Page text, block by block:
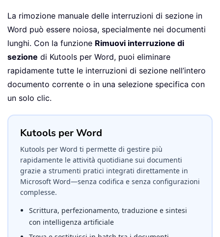
La rimozione manuale delle interruzioni di sezione in
Word può essere noiosa, specialmente nei documenti
lunghi. Con la funzione Rimuovi interruzione di
sezione di Kutools per Word, puoi eliminare
rapidamente tutte le interruzioni di sezione nell’intero
documento corrente o in una selezione specifica con
un solo clic.
Kutools per Word
Kutools per Word ti permette di gestire più
rapidamente le attività quotidiane sui documenti
grazie a strumenti pratici integrati direttamente in
Microsoft Word—senza codifica e senza configurazioni
complesse.
Scrittura, perfezionamento, traduzione e sintesi
con intelligenza artificiale